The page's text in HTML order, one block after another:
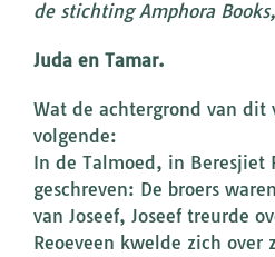
de stichting Amphora
Juda en Tamar.
Wat de achtergrond van dit
volgende:
In de Talmoed, in Beresjiet
geschreven: De broers
van Joseef, Joseef treurde
Reoeveen kwelde zich